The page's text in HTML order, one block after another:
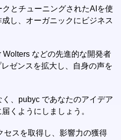
とチューニングされたAIを使
し、オーガニックにビジネス
などの先進的な開発者
ゼンスを拡大し、自身の声を
、pubyc であなたのアイデア
くようにしましょう。
セスを取得し、影響力の獲得